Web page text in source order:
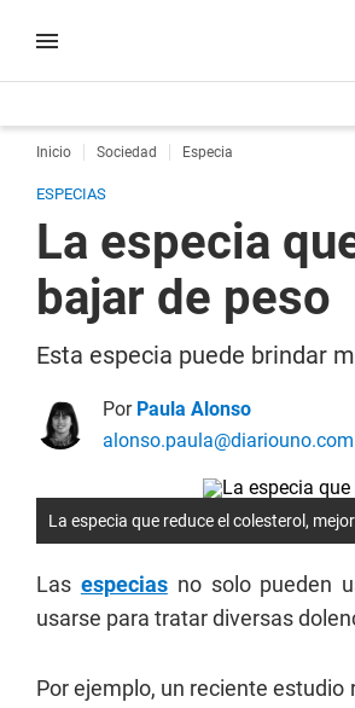
Inicio Sociedad Especia
ESPECIAS
La especia
bajar de peso
Esta especia puede brindar
Por Paula Alonso
La especia que reduce el colesterol,
Las especiasno solo pueden
usarse para tratar diversas
Por ejemplo, un reciente